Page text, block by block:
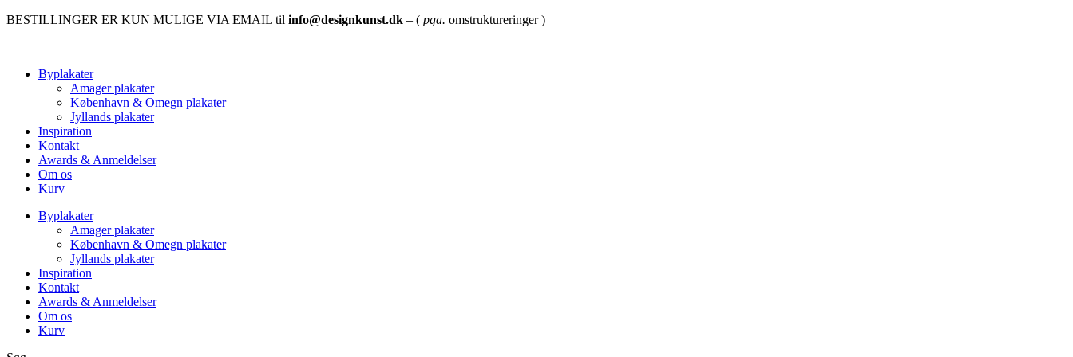
BESTILLINGER ER KUN MULIGE VIA EMAIL til info@designkunst.dk – ( pga. omstruktureringer )
Byplakater
Amager plakater
København & Omegn plakater
Jyllands plakater
Inspiration
Kontakt
Awards & Anmeldelser
Om os
Kurv
Byplakater
Amager plakater
København & Omegn plakater
Jyllands plakater
Inspiration
Kontakt
Awards & Anmeldelser
Om os
Kurv